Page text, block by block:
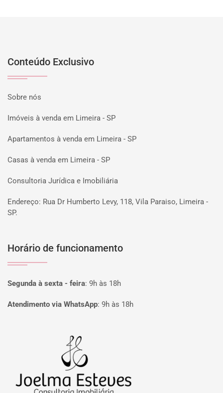
Conteúdo Exclusivo
Sobre nós
Imóveis à venda em Limeira - SP
Apartamentos à venda em Limeira - SP
Casas à venda em Limeira - SP
Consultoria Jurídica e Imobiliária
Endereço: Rua Dr Humberto Levy, 118, Vila Paraiso, Limeira -
SP.
Horário de funcionamento
Segunda à sexta - feira: 9h às 18h
Atendimento via WhatsApp: 9h às 18h